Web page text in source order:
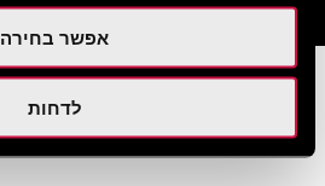
אפשר בחירה
לדחות